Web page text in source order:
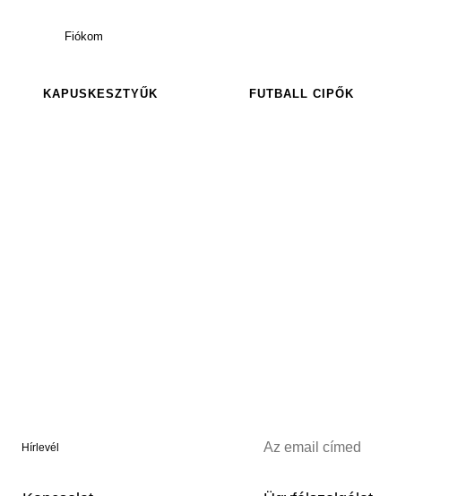
Fiókom
KAPUSKESZTYŰK FUTBALL CIPŐK
Hírlevél